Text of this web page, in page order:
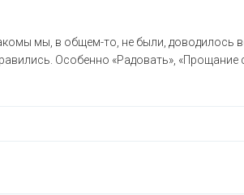
мы, в общем-то, не были, доводилось
Особенно «Радовать», «Прощание